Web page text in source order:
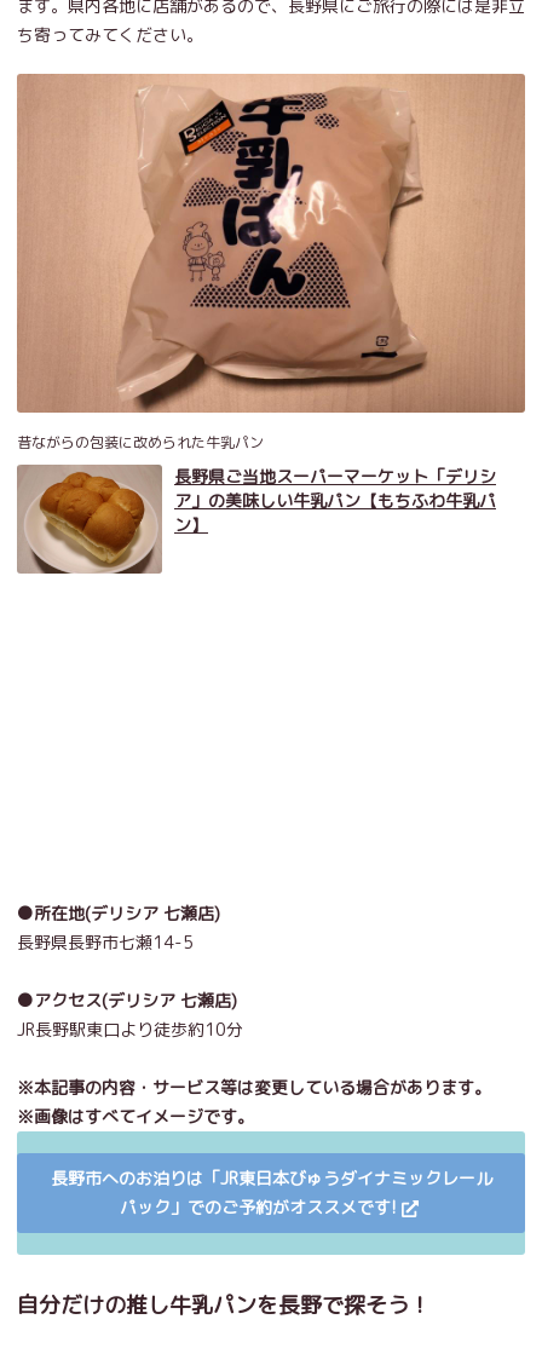
ます。県内各地に店舗があるので、長野県にご旅行の際には是非立
ち寄ってみてください。
昔ながらの包装に改められた牛乳パン
長野県ご当地スーパーマーケット「デリシ
ア」の美味しい牛乳パン【もちふわ牛乳パ
ン】
●所在地(デリシア 七瀬店)
長野県長野市七瀬14-5
●アクセス(デリシア 七瀬店)
JR長野駅東口より徒歩約10分
※本記事の内容・サービス等は変更している場合があります。
※画像はすべてイメージです。
長野市へのお泊りは「JR東日本びゅうダイナミックレール
パック」でのご予約がオススメです!
自分だけの推し牛乳パンを長野で探そう！